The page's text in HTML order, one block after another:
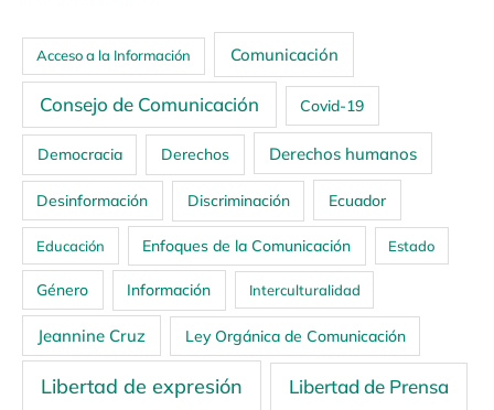
Acceso a la Información Comunicación
Consejo de Comunicación Covid-19
Democracia Derechos Derechos humanos
Desinformación Discriminación Ecuador
Educación Enfoques de la Comunicación Estado
Género Información Interculturalidad
Jeannine Cruz Ley Orgánica de Comunicación
Libertad de expresión Libertad de Prensa